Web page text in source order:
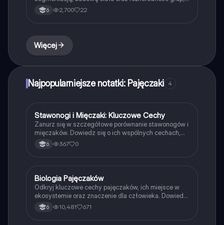
takich jak skorupiaki, owady i pajęczaki. Dowiedz się,
jak stawonogi poruszają się, zdobywają pokarm i
6 2,700 22
Więcej
Najpopularniejsze notatki: Pajęczaki 4
Biologia
Stawonogi i Mięczaki: Kluczowe Cechy
Zanurz się w szczegółowe porównanie stawonogów i
mięczaków. Dowiedz się o ich wspólnych cechach,
budowie, środowisku życia oraz roli w ekosystemie.
Notatka obejmuje charakterystyki owadów,
powtórki przed egzaminem.
6 367 0
Biologia
Biologia Pajęczaków
Odkryj kluczowe cechy pajęczaków, ich miejsce w
ekosystemie oraz znaczenie dla człowieka. Dowiedz
się o budowie, odżywianiu i roli pajęczaków w
sieciach pokarmowych. Idealne dla uczniów klasy 6.
6 10,481 671